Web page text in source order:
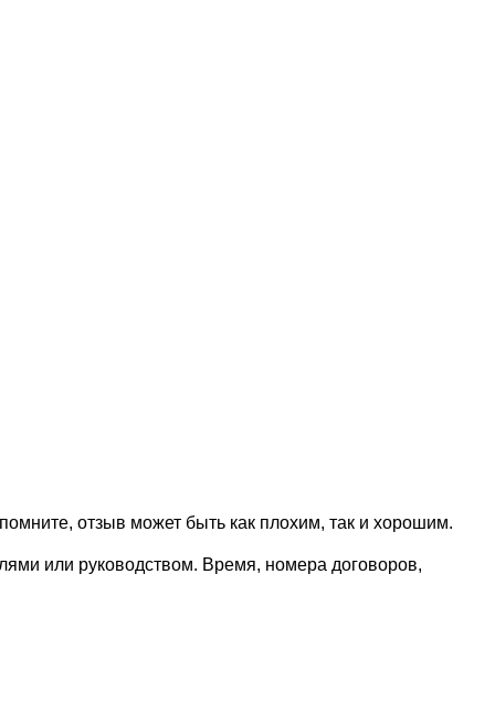
отзыв может быть как плохим, так и хорошим.
или руководством. Время, номера договоров,